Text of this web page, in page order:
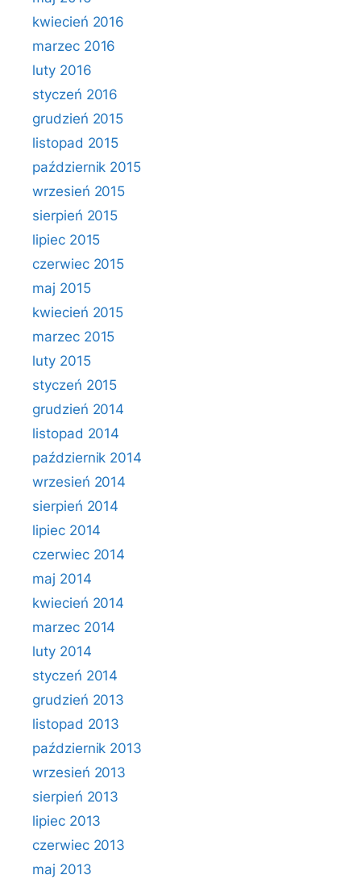
kwiecień 2016
marzec 2016
luty 2016
styczeń 2016
grudzień 2015
listopad 2015
październik 2015
wrzesień 2015
sierpień 2015
lipiec 2015
czerwiec 2015
maj 2015
kwiecień 2015
marzec 2015
luty 2015
styczeń 2015
grudzień 2014
listopad 2014
październik 2014
wrzesień 2014
sierpień 2014
lipiec 2014
czerwiec 2014
maj 2014
kwiecień 2014
marzec 2014
luty 2014
styczeń 2014
grudzień 2013
listopad 2013
październik 2013
wrzesień 2013
sierpień 2013
lipiec 2013
czerwiec 2013
maj 2013